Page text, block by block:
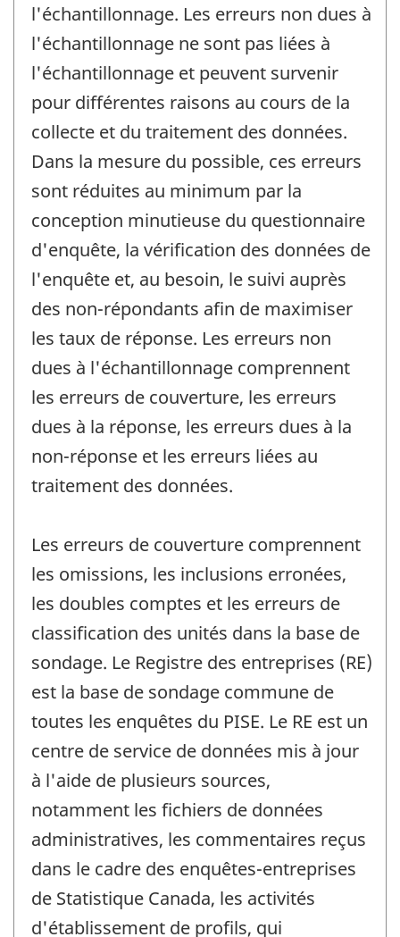
l'échantillonnage. Les erreurs non dues à
l'échantillonnage ne sont pas liées à
l'échantillonnage et peuvent survenir
pour différentes raisons au cours de la
collecte et du traitement des données.
Dans la mesure du possible, ces erreurs
sont réduites au minimum par la
conception minutieuse du questionnaire
d'enquête, la vérification des données de
l'enquête et, au besoin, le suivi auprès
des non-répondants afin de maximiser
les taux de réponse. Les erreurs non
dues à l'échantillonnage comprennent
les erreurs de couverture, les erreurs
dues à la réponse, les erreurs dues à la
non-réponse et les erreurs liées au
traitement des données.
Les erreurs de couverture comprennent
les omissions, les inclusions erronées,
les doubles comptes et les erreurs de
classification des unités dans la base de
sondage. Le Registre des entreprises (RE)
est la base de sondage commune de
toutes les enquêtes du PISE. Le RE est un
centre de service de données mis à jour
à l'aide de plusieurs sources,
notamment les fichiers de données
administratives, les commentaires reçus
dans le cadre des enquêtes-entreprises
de Statistique Canada, les activités
d'établissement de profils, qui